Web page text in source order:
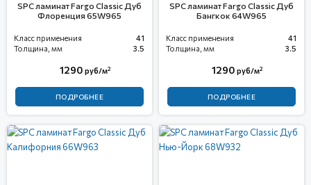
SPC ламинат Fargo Сlassic Дуб
Флоренция 65W965
Класс применения
41
Толщина, мм
3.5
1290 руб/м2
ПОДРОБНЕЕ
SPC ламинат Fargo Classic Дуб
Бангкок 64W965
Класс применения
41
Толщина, мм
3.5
1290 руб/м2
ПОДРОБНЕЕ